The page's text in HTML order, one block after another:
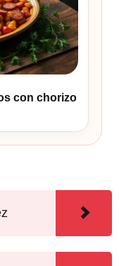
con chorizo